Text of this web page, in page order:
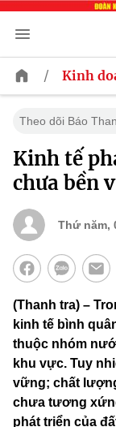
/ Kinh
Theo dõi Báo
Kinh tế
chưa bền
Thứ năm,
(Thanh tra) –
kinh tế bình
thuộc nhóm
khu vực. Tuy
vững; chất
chưa tương
phát triển của